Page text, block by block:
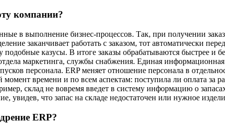
компании?
в выполнение бизнес-процессов. Так, при получении
заканчивает работать с заказом, тот автоматически
казусы. В итоге заказы обрабатываются быстрее
маркетинга, службы снабжения. Единая
персонала. ERP меняет отношение персонала в
времени и по всем аспектам: поступила ли оплата за
склад не вовремя введет в систему информацию о
увидев, что запас на складе недостаточен или нужное
ERP?